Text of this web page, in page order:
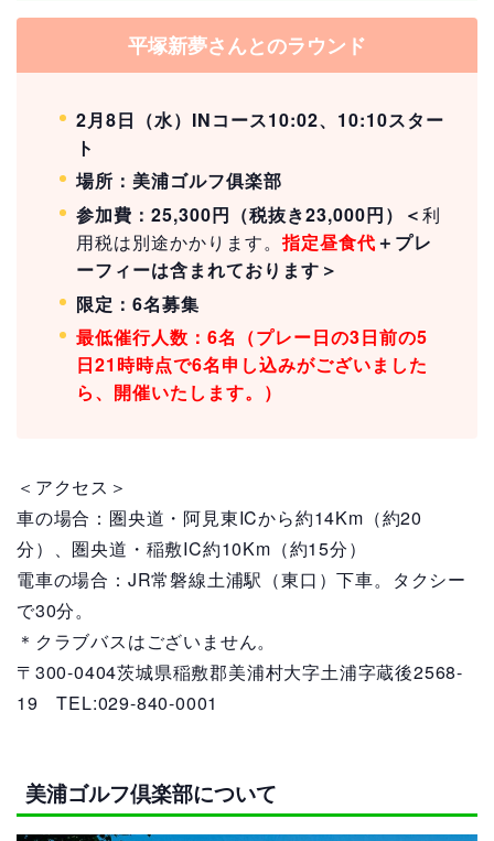
平塚新夢さんとのラウンド
2月8日（水）INコース10:02、10:10スター
ト
場所：美浦ゴルフ俱楽部
参加費：25,300円（税抜き23,000円）＜利
用税は別途かかります。 指定昼食代 ＋プレ
ーフィーは含まれております＞
限定：6名募集
最低催行人数：6名（プレー日の3日前の5
日21時時点で6名申し込みがございました
ら、開催いたします。）
＜アクセス＞
車の場合：圏央道・阿見東ICから約14Km（約20
分）、圏央道・稲敷IC約10Km（約15分）
電車の場合：JR常磐線土浦駅（東口）下車。タクシー
で30分。
＊クラブバスはございません。
〒300-0404茨城県稲敷郡美浦村大字土浦字蔵後2568-
19 TEL:029-840-0001
美浦ゴルフ倶楽部について